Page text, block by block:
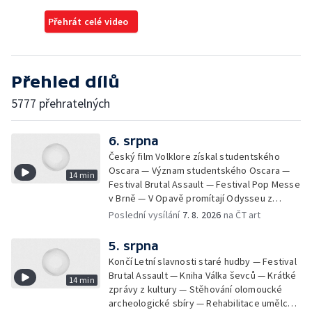
Přehrát celé video
Přehled dílů
5777 přehratelných
14 min
6. srpna
Český film Volklore získal studentského
Oscara — Význam studentského Oscara —
Festival Brutal Assault — Festival Pop Messe
v Brně — V Opavě promítají Odysseu z
filmového pásu
Poslední vysílání 7. 8. 2026 na ČT art
14 min
5. srpna
Končí Letní slavnosti staré hudby — Festival
Brutal Assault — Kniha Válka ševců — Krátké
zprávy z kultury — Stěhování olomoucké
archeologické sbíry — Rehabilitace umělce